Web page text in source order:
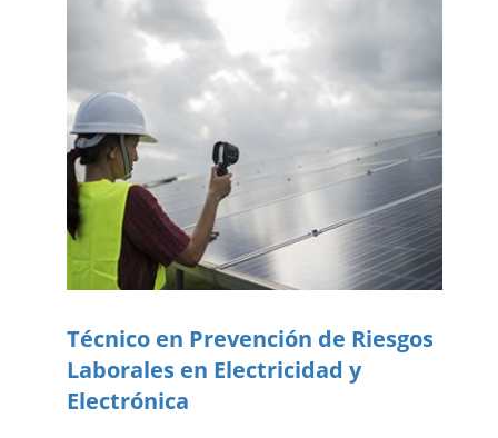
Técnico en Prevención de Riesgos
Laborales en Electricidad y
Electrónica